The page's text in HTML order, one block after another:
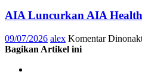
AIA Luncurkan AIA
09/07/2026 alex Komentar
Bagikan Artikel ini